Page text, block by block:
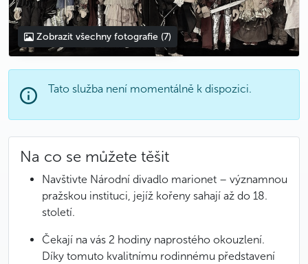
Zobrazit všechny fotografie (7)
Tato služba není momentálně k dispozici.
Na co se můžete těšit
Navštivte Národní divadlo marionet – významnou
pražskou instituci, jejíž kořeny sahají až do 18.
století.
Čekají na vás 2 hodiny naprostého okouzlení.
Díky tomuto kvalitnímu rodinnému představení